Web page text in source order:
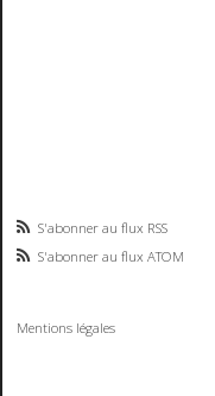
S'abonner au flux RSS
S'abonner au flux ATOM
Mentions légales